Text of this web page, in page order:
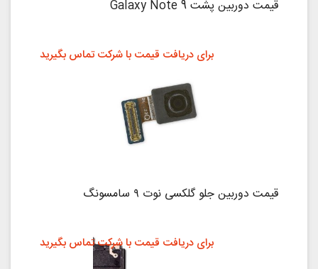
قیمت دوربین پشت Galaxy Note 9
قیمت دوربین جلو گلکسی نوت ۹ سامسونگ
برای دریافت قیمت با شرکت تماس بگیرید
برای دریافت قیمت با شرکت تماس بگیرید